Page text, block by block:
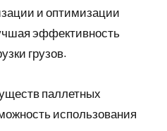
и оптимизации
эффективность
грузов.
паллетных
использования